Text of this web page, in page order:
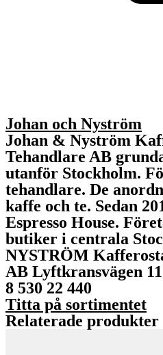
Johan och Nyström
Johan & Nyström
Tehandlare AB
utanför Stockholm.
tehandlare. De
kaffe och te. Sedan
Espresso House.
butiker i centrala
NYSTRÖM
AB Lyftkransvägen
8 530 22 440
Titta på sortimentet
Relaterade produkter